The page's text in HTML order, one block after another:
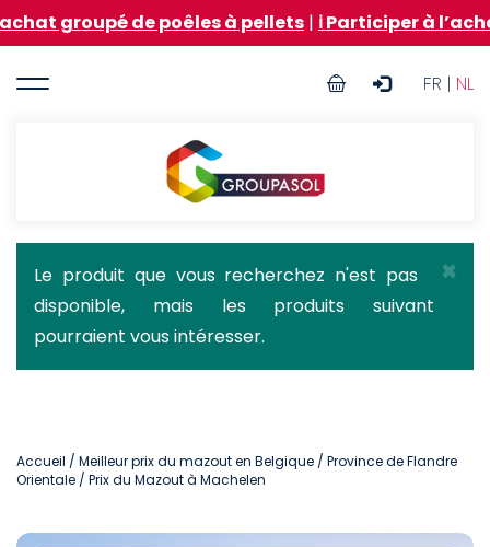
Aller
au
principal
de poêles à pellets|ℹ️ Participer à l’achat
FR | NL
User
Groupasol
×
Message
d'état
Le produit que vous recherchez n'est pas
disponible, mais les produits suivant
pourraient vous intéresser.
Accueil / Meilleur prix du mazout en Belgique / Province de Flandre
Orientale / Prix du Mazout à Machelen